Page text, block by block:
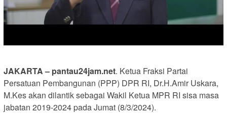
JAKARTA – pantau24jam.net. Ketua Fraksi Partai
Persatuan Pembangunan (PPP) DPR RI, Dr.H.Amir Uskara,
M.Kes akan dilantik sebagai Wakil Ketua MPR RI sisa masa
jabatan 2019-2024 pada Jumat (8/3/2024).